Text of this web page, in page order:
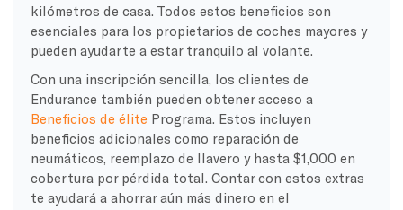
kilómetros de casa. Todos estos beneficios son
esenciales para los propietarios de coches mayores y
pueden ayudarte a estar tranquilo al volante.
Con una inscripción sencilla, los clientes de
Endurance también pueden obtener acceso a
Beneficios de élite Programa. Estos incluyen
beneficios adicionales como reparación de
neumáticos, reemplazo de llavero y hasta $1,000 en
cobertura por pérdida total. Contar con estos extras
te ayudará a ahorrar aún más dinero en el